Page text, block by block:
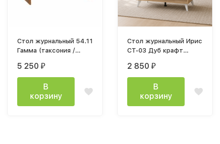
Стол журнальный 54.11
Гамма (таксония /
5 250 ₽
В
корзину
Стол журнальный Ирис
СТ-03 Дуб крафт
2 850 ₽
В
корзину